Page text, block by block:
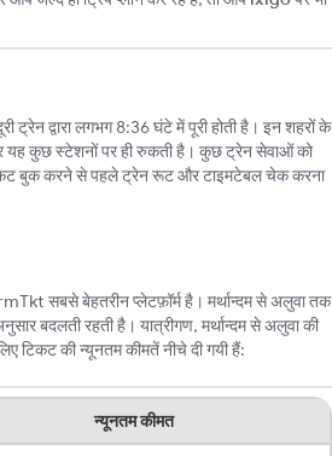
ट्रेन द्वारा लगभग 8:36 घंटे में पूरी होती है। इन शहरों के
यह कुछ स्टेशनों पर ही रुकती है। कुछ ट्रेन सेवाओं को
बुक करने से पहले ट्रेन रूट और टाइमटेबल चेक करना
सबसे बेहतरीन प्लेटफ़ॉर्म है। मर्थान्दम से अलुवा तक
बदलती रहती है। यात्रीगण, मर्थान्दम से अलुवा की
टिकट की न्यूनतम कीमतें नीचे दी गयी हैं:
न्यूनतम कीमत